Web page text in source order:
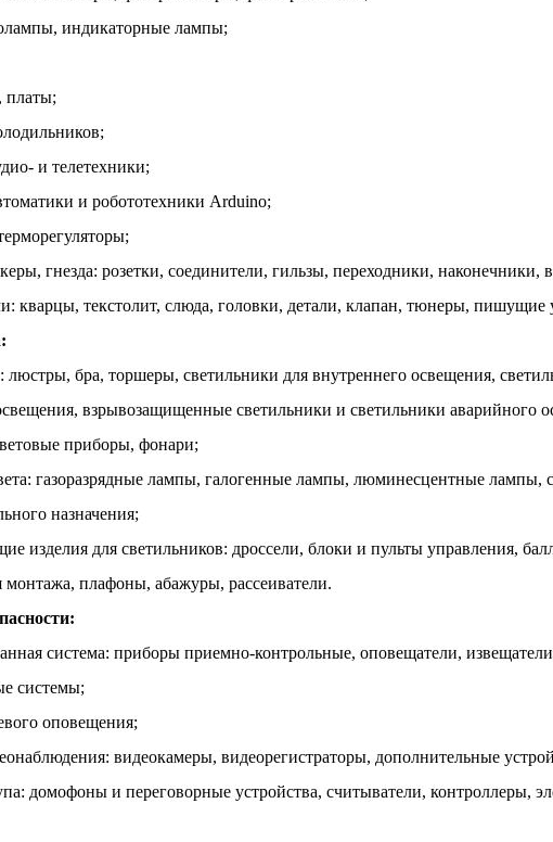
индикаторные лампы;
и телетехники;
и робототехники Arduino;
гнезда: розетки, соединители, гильзы, переходники, наконечники,
кварцы, текстолит, слюда, головки, детали, клапан, тюнеры, пишущие
бра, торшеры, светильники для внутреннего освещения,
взрывозащищенные светильники и светильники аварийного
приборы, фонари;
газоразрядные лампы, галогенные лампы, люминесцентные лампы,
назначения;
изделия для светильников: дроссели, блоки и пульты управления,
монтажа, плафоны, абажуры, рассеиватели.
система: приборы приемно-контрольные, оповещатели,
системы;
оповещения;
видеокамеры, видеорегистраторы, дополнительные
домофоны и переговорные устройства, считыватели, контроллеры,